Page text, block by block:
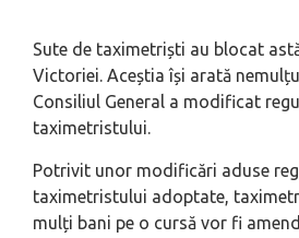
Sute de taximetriști au blocat
Victoriei. Aceștia își arată
Consiliul General a modificat
taximetristului.
Potrivit unor modificări aduse
taximetristului adoptate,
mulți bani pe o cursă vor fi